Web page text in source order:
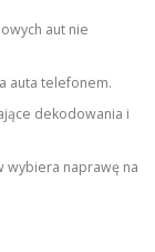
aut nie
auta telefonem.
dekodowania i
wybiera naprawę na